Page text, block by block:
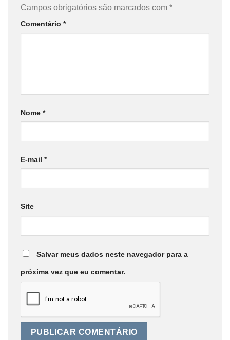
Campos obrigatórios são marcados com *
Comentário *
Nome *
E-mail *
Site
Salvar meus dados neste navegador para a
próxima vez que eu comentar.